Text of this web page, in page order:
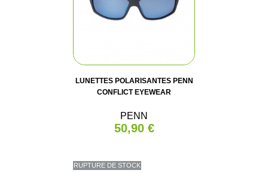
LUNETTES POLARISANTES PENN
CONFLICT EYEWEAR
PENN
50,90 €
RUPTURE DE STOCK